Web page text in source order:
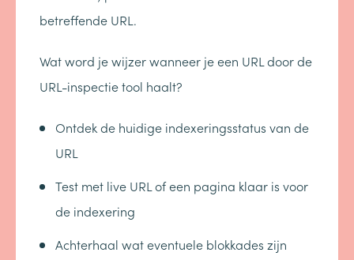
betreffende URL.
Wat word je wijzer wanneer je een URL door de
URL-inspectie tool haalt?
Ontdek de huidige indexeringsstatus van de
URL
Test met live URL of een pagina klaar is voor
de indexering
Achterhaal wat eventuele blokkades zijn